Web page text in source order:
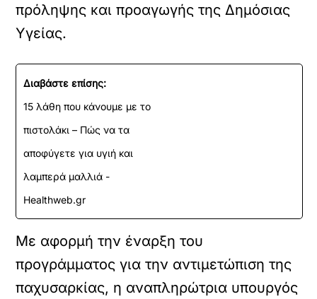
πρόληψης και προαγωγής της Δημόσιας
Υγείας.
Διαβάστε επίσης:
15 λάθη που κάνουμε με το
πιστολάκι – Πώς να τα
αποφύγετε για υγιή και
λαμπερά μαλλιά -
Healthweb.gr
Με αφορμή την έναρξη του
προγράμματος για την αντιμετώπιση της
παχυσαρκίας, η αναπληρώτρια υπουργός